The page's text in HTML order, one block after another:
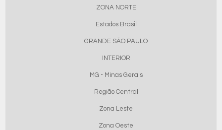
ZONA NORTE
Estados Brasil
GRANDE SÃO PAULO
INTERIOR
MG - Minas Gerais
Região Central
Zona Leste
Zona Oeste